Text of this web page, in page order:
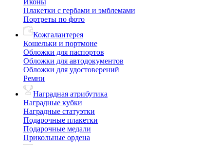
Иконы
Плакетки с гербами и эмблемами
Портреты по фото
Кожгалантерея
Кошельки и портмоне
Обложки для паспортов
Обложки для автодокументов
Обложки для удостоверений
Ремни
Наградная атрибутика
Наградные кубки
Наградные статуэтки
Подарочные плакетки
Подарочные медали
Прикольные ордена